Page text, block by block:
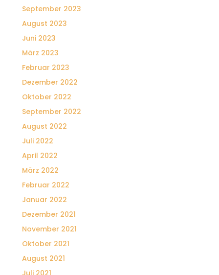
September 2023
August 2023
Juni 2023
März 2023
Februar 2023
Dezember 2022
Oktober 2022
September 2022
August 2022
Juli 2022
April 2022
März 2022
Februar 2022
Januar 2022
Dezember 2021
November 2021
Oktober 2021
August 2021
Juli 2021